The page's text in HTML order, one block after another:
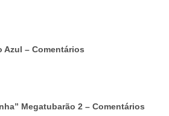
Azul – Comentários
Megatubarão 2 – Comentários